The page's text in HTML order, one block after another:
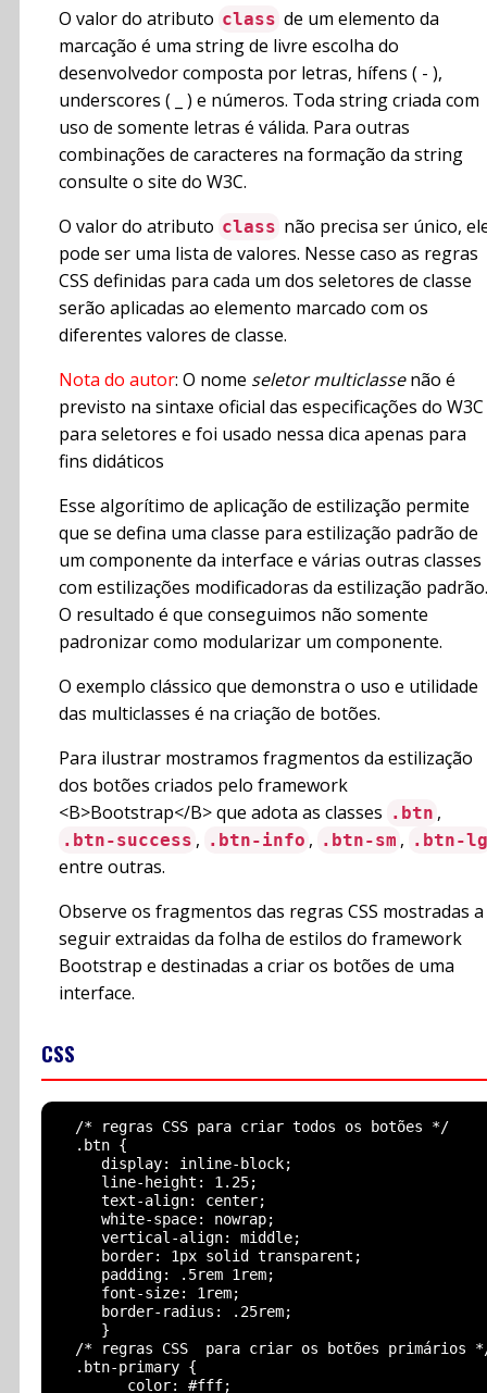
O valor do atributo class de um elemento da
marcação é uma string de livre escolha do
desenvolvedor composta por letras, hífens ( - ),
underscores ( _ ) e números. Toda string criada com
uso de somente letras é válida. Para outras
combinações de caracteres na formação da string
consulte o site do W3C.
O valor do atributo class não precisa ser único,
pode ser uma lista de valores. Nesse caso as regras
CSS definidas para cada um dos seletores de classe
serão aplicadas ao elemento marcado com os
diferentes valores de classe.
Nota do autor: O nome seletor multiclassenão é
previsto na sintaxe oficial das especificações do W3C
para seletores e foi usado nessa dica apenas para
fins didáticos
Esse algorítimo de aplicação de estilização permite
que se defina uma classe para estilização padrão de
um componente da interface e várias outras classes
com estilizações modificadoras da estilização padrão.
O resultado é que conseguimos não somente
padronizar como modularizar um componente.
O exemplo clássico que demonstra o uso e utilidade
das multiclasses é na criação de botões.
Para ilustrar mostramos fragmentos da estilização
dos botões criados pelo framework
<B>Bootstrap</B> que adota as classes .btn ,
.btn-success , .btn-info , .btn-sm , .btn-lg
entre outras.
Observe os fragmentos das regras CSS mostradas a
seguir extraidas da folha de estilos do framework
Bootstrap e destinadas a criar os botões de uma
interface.
CSS
  /* regras CSS para criar todos os botões */
  .btn {
     display: inline-block;
     line-height: 1.25;
     text-align: center;
     white-space: nowrap;
     vertical-align: middle;
     border: 1px solid transparent;
     padding: .5rem 1rem;
     font-size: 1rem;
     border-radius: .25rem;
     }
/* regras CSS  para criar os botões primários
  .btn-primary {
        color: #fff;